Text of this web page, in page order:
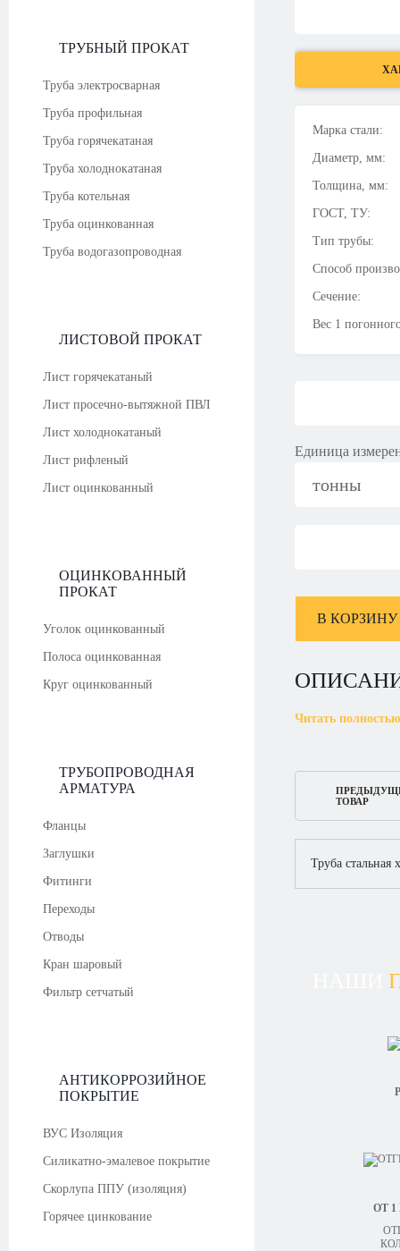
ТРУБНЫЙ ПРОКАТ
Труба электросварная
Труба профильная
Труба горячекатаная
Труба холоднокатаная
Труба котельная
Труба оцинкованная
Труба водогазопроводная
ЛИСТОВОЙ ПРОКАТ
Лист горячекатаный
Лист просечно-вытяжной ПВЛ
Лист холоднокатаный
Лист рифленый
Лист оцинкованный
ОЦИНКОВАННЫЙ
ПРОКАТ
Уголок оцинкованный
Полоса оцинкованная
Круг оцинкованный
ТРУБОПРОВОДНАЯ
АРМАТУРА
Фланцы
Заглушки
Фитинги
Переходы
Отводы
Кран шаровый
Фильтр сетчатый
АНТИКОРРОЗИЙНОЕ
ПОКРЫТИЕ
ВУС Изоляция
Силикатно-эмалевое покрытие
Скорлупа ППУ (изоляция)
Горячее цинкование
Марка стали:
Диаметр, мм:
Толщина, мм:
ГОСТ, ТУ:
Тип трубы:
Способ
Сечение:
Вес 1
Единица
тонны
В КОРЗИНУ
Читать
ТОВАР
Труба
ОТ